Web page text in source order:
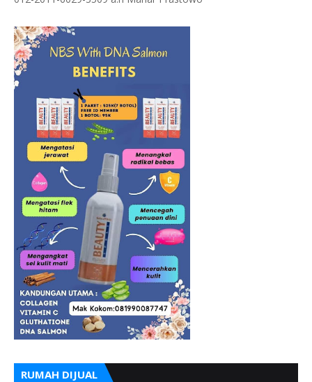
RUMAH DIJUAL